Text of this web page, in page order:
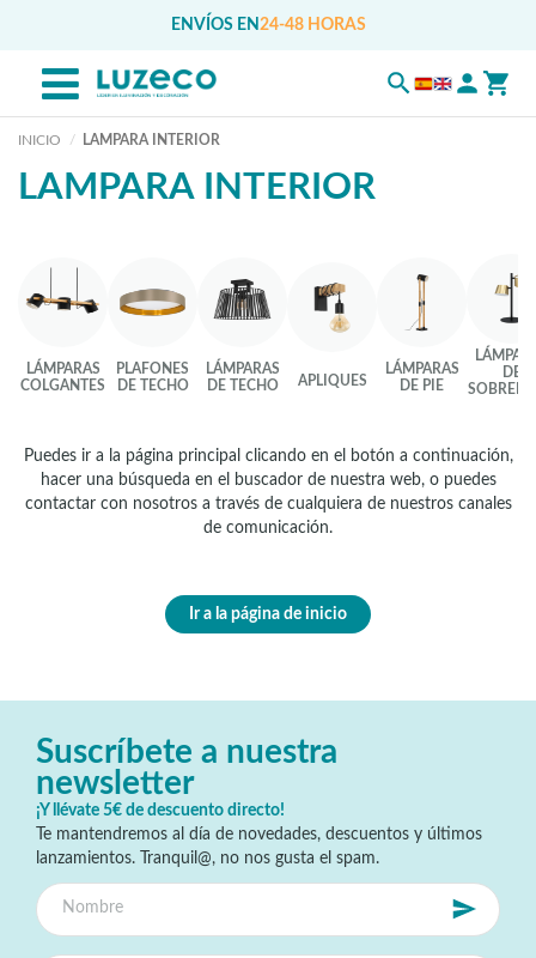
ENVÍOS EN 24-48 HORAS
INICIO LAMPARA INTERIOR
LAMPARA INTERIOR
LÁMPARAS
COLGANTES
PLAFONES
DE TECHO
LÁMPARAS
DE TECHO
APLIQUES
LÁMPARAS
DE PIE
DE
Puedes ir a la página principal clicando en el botón a continuación,
hacer una búsqueda en el buscador de nuestra web, o puedes
contactar con nosotros a través de cualquiera de nuestros canales
de comunicación.
Ir a la página de inicio
Suscríbete a nuestra
newsletter
¡Y llévate 5€ de descuento directo!
Te mantendremos al día de novedades, descuentos y últimos
lanzamientos. Tranquil@, no nos gusta el spam.